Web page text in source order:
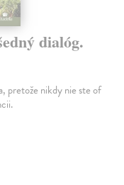
dialóg.
pretože nikdy nie ste of